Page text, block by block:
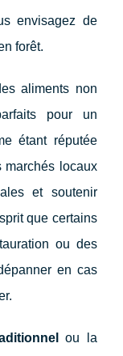
envisagez de
forêt.
aliments non
pour un
étant réputée
marchés locaux
et soutenir
que certains
ou des
en cas
ou la